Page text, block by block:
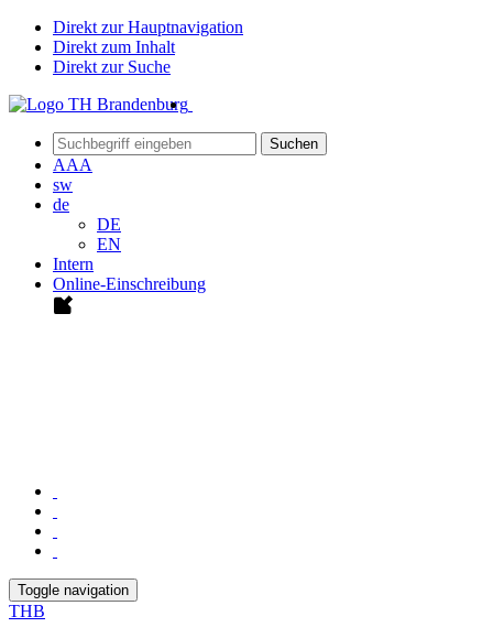
Direkt zur Hauptnavigation
Direkt zum Inhalt
Direkt zur Suche
Suchen
AAA
sw
de
DE
EN
Intern
Online-Einschreibung
Toggle navigation
THB